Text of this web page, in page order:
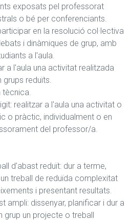
exposats pel professorat
o bé per conferenciants.
en la resolució col·lectiva
i dinàmiques de grup, amb
a l'aula.
a l'aula una activitat realitzada
grups reduïts.
tècnica.
realitzar a l'aula una activitat o
o pràctic, individualment o en
del professor/a.
d'abast reduït: dur a terme,
treball de reduïda complexitat
i presentant resultats.
ampli: dissenyar, planificar i dur a
un projecte o treball